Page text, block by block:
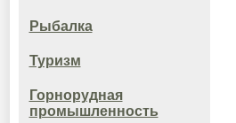
Рыбалка
Туризм
Горнорудная
промышленность